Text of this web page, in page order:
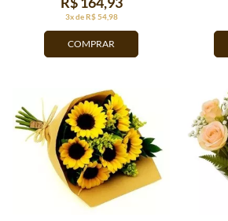
COMPRAR
3x de R$ 54,98